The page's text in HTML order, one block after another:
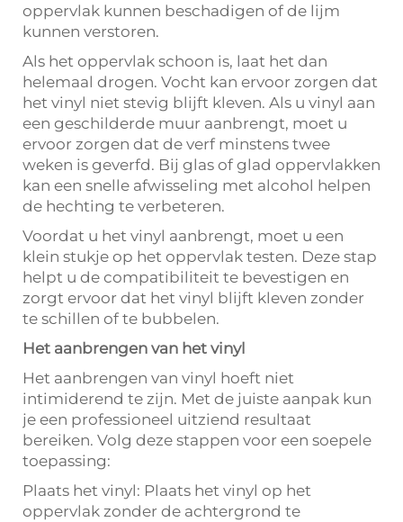
oppervlak kunnen beschadigen of de lijm
kunnen verstoren.
Als het oppervlak schoon is, laat het dan
helemaal drogen. Vocht kan ervoor zorgen dat
het vinyl niet stevig blijft kleven. Als u vinyl aan
een geschilderde muur aanbrengt, moet u
ervoor zorgen dat de verf minstens twee
weken is geverfd. Bij glas of glad oppervlakken
kan een snelle afwisseling met alcohol helpen
de hechting te verbeteren.
Voordat u het vinyl aanbrengt, moet u een
klein stukje op het oppervlak testen. Deze stap
helpt u de compatibiliteit te bevestigen en
zorgt ervoor dat het vinyl blijft kleven zonder
te schillen of te bubbelen.
Het aanbrengen van het vinyl
Het aanbrengen van vinyl hoeft niet
intimiderend te zijn. Met de juiste aanpak kun
je een professioneel uitziend resultaat
bereiken. Volg deze stappen voor een soepele
toepassing:
Plaats het vinyl: Plaats het vinyl op het
oppervlak zonder de achtergrond te